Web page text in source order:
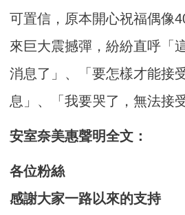
可置信，原本開心祝福偶像
來巨大震撼彈，紛紛直呼「
消息了」、「要怎樣才能接
息」、「我要哭了，無法接
安室奈美惠聲明全文：
各位粉絲
感謝大家一路以來的支持